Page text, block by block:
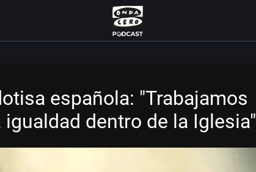
española: "Trabajamos
dentro de la Iglesia"